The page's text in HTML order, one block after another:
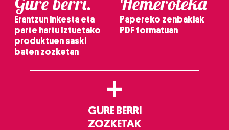
Erantzun inkesta eta
parte hartu Iztuetako
produktuen saski
baten zozketan
Papereko zenbakiak
PDF formatuan
+
GURE BERRI
ZOZKETAK